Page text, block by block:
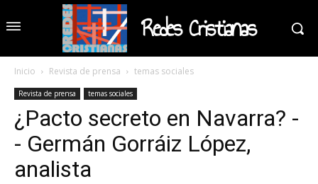
Redes Cristianas
Inicio Revista de prensa temas sociales
Revista de prensa temas sociales
¿Pacto secreto en Navarra? -
- Germán Gorráiz López,
analista